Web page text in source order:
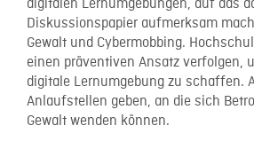
digitalen Lernumgebungen, auf das
Diskussionspapier aufmerksam
Gewalt und Cybermobbing.
einen präventiven Ansatz verfolgen,
digitale Lernumgebung zu schaffen.
Anlaufstellen geben, an die sich
Gewalt wenden können.